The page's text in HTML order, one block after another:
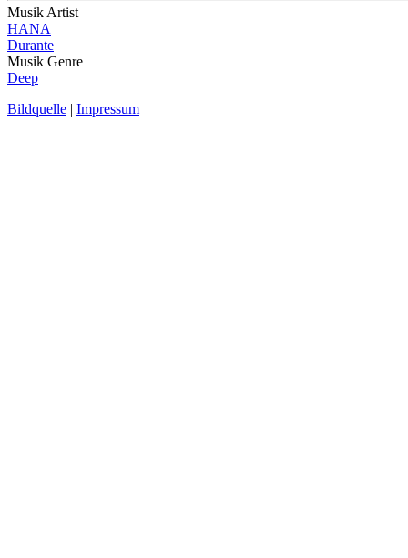
Musik Artist
HANA
Durante
Musik Genre
Deep
Bildquelle | Impressum